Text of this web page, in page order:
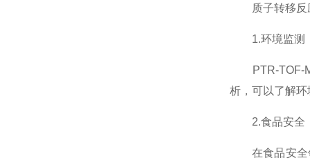
质子转移反
1.环境监测
PTR-TOF-
析，可以了解
2.食品安全
在食品安全领